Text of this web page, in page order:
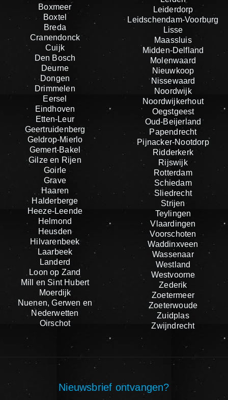
Boxmeer
Boxtel
Breda
Cranendonck
Cuijk
Den Bosch
Deurne
Dongen
Drimmelen
Eersel
Eindhoven
Etten-Leur
Geertruidenberg
Geldrop-Mierlo
Gemert-Bakel
Gilze en Rijen
Goirle
Grave
Haaren
Halderberge
Heeze-Leende
Helmond
Heusden
Hilvarenbeek
Laarbeek
Landerd
Loon op Zand
Mill en Sint Hubert
Moerdijk
Nuenen, Gerwen en
Nederwetten
Oirschot
Leiderdorp
Leidschendam-Voorburg
Lisse
Maassluis
Midden-Delfland
Molenwaard
Nieuwkoop
Nissewaard
Noordwijk
Noordwijkerhout
Oegstgeest
Oud-Beijerland
Papendrecht
Pijnacker-Nootdorp
Ridderkerk
Rijswijk
Rotterdam
Schiedam
Sliedrecht
Strijen
Teylingen
Vlaardingen
Voorschoten
Waddinxveen
Wassenaar
Westland
Westvoorne
Zederik
Zoetermeer
Zoeterwoude
Zuidplas
Zwijndrecht
Nieuwsbrief ontvangen?